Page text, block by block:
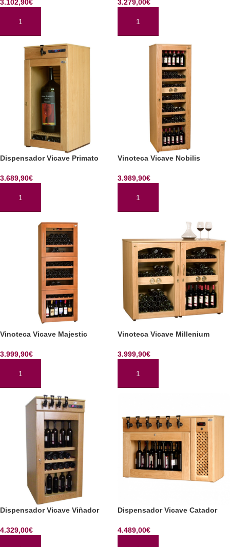
3.102,90€
AÑADIR AL CARRITO
3.279,00€
AÑADIR AL CARRITO
Dispensador Vicave Primato
3.689,90€
AÑADIR AL CARRITO
Vinoteca Vicave Nobilis
3.989,90€
AÑADIR AL CARRITO
Vinoteca Vicave Majestic
3.999,90€
AÑADIR AL CARRITO
Vinoteca Vicave Millenium
3.999,90€
AÑADIR AL CARRITO
Dispensador Vicave Viñador
4.329,00€
Dispensador Vicave Catador
4.489,00€